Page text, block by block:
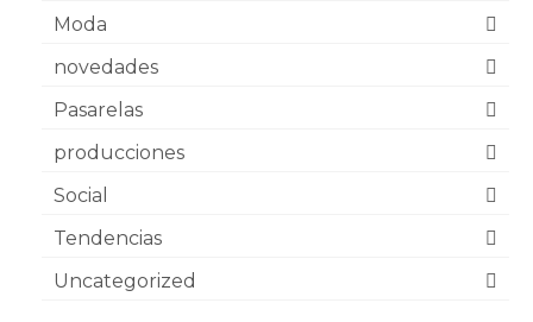
Moda
novedades
Pasarelas
producciones
Social
Tendencias
Uncategorized